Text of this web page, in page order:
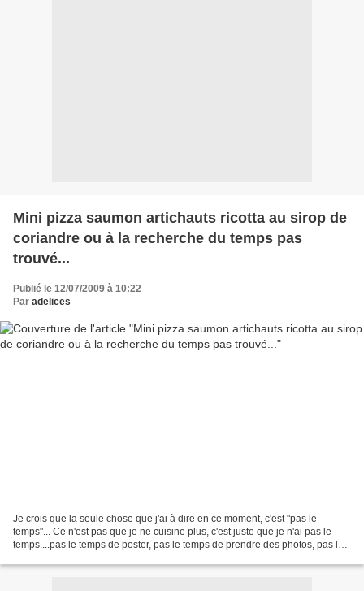
Mini pizza saumon artichauts ricotta au sirop de
coriandre ou à la recherche du temps pas
trouvé...
Publié le 12/07/2009 à 10:22
Par adelices
Je crois que la seule chose que j'ai à dire en ce moment, c'est "pas le
temps"... Ce n'est pas que je ne cuisine plus, c'est juste que je n'ai pas le
temps....pas le temps de poster, pas le temps de prendre des photos, pas le